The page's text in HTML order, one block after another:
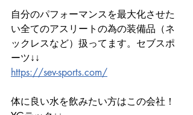
自分のパフォーマンスを最大化させた
い全てのアスリートの為の装備品（ネ
ックレスなど）扱ってます。セブスポ
ーツ↓↓
https://sev-sports.com/
体に良い水を飲みたい方はこの会社！